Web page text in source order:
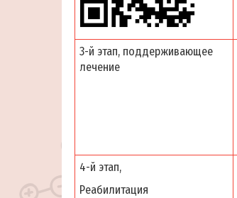
3-й этап, поддерживающее
лечение
4-й этап,
Реабилитация